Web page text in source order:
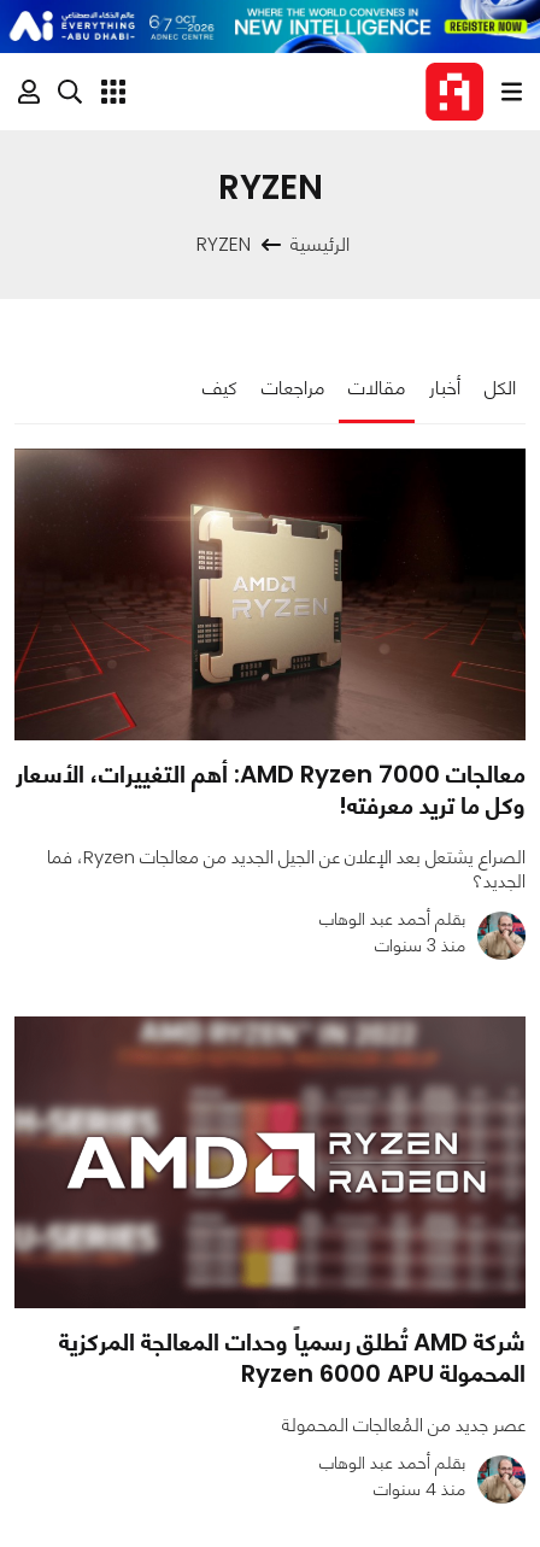
RYZEN
الرئيسية RYZEN
الكل أخبار مقالات مراجعات كيف
معالجات AMD Ryzen 7000: أهم التغييرات، الأسعار
وكل ما تريد معرفته!
الصراع يشتعل بعد الإعلان عن الجيل الجديد من معالجات Ryzen، فما
الجديد؟
بقلم أحمد عبد الوهاب
منذ 3 سنوات
شركة AMD تُطلق رسمياً وحدات المعالجة المركزية
المحمولة Ryzen 6000 APU
عصر جديد من المُعالجات المحمولة
بقلم أحمد عبد الوهاب
منذ 4 سنوات